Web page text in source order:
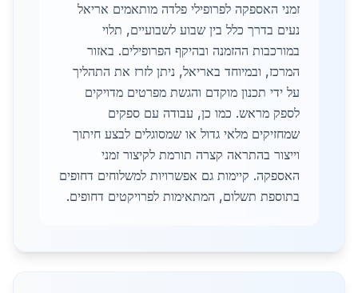
זמני האספקה לפרופילי פלדה מותאמים אריאל
נעים בדרך כלל בין שבוע לשבועיים, תלוי
במורכבות ההזמנה ובהיקף הפרופילים. באזור
המרכז, ובמיוחד באריאל, ניתן לזרז את התהליך
על ידי תכנון מוקדם והגשת מפרטים מדויקים
לספק מראש. כמו כן, עבודה עם ספקים
שמחזיקים מלאי גדול או שמסוגלים לבצע חיתוך
וייצור בהתראה קצרה תורמת לקיצור זמני
האספקה. קיימות גם אפשרויות למשלוחים דחופים
בתוספת תשלום, המתאימות לפרויקטים דחופים.